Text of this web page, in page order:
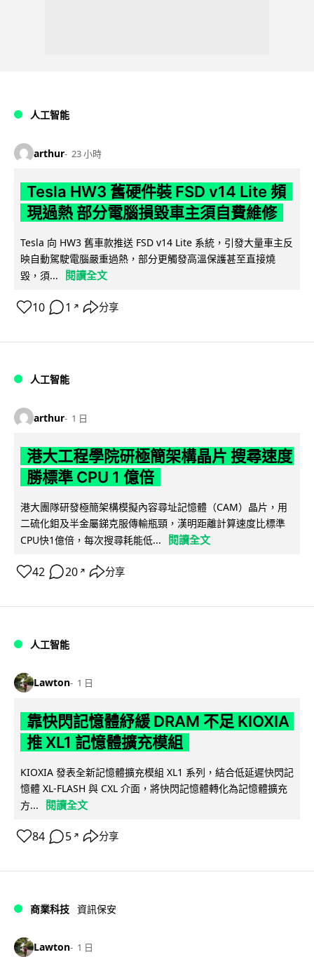
人工智能
arthur 23 小時
Tesla HW3 舊硬件裝 FSD v14 Lite 頻
現過熱 部分電腦損毀車主須自費維修
Tesla 向 HW3 舊車款推送 FSD v14 Lite 系統，引發大量車主反
映自動駕駛電腦嚴重過熱，部分更觸發高溫保護甚至直接燒
毀，須...
閱讀全文
10 1 ↗ 分享
人工智能
arthur 1 日
港大工程學院研極簡架構晶片 搜尋速度
勝標準 CPU 1 億倍
港大團隊研發極簡架構模擬內容尋址記憶體（CAM）晶片，用
二硫化鉬及半金屬銻克服傳輸瓶頸，漢明距離計算速度比標準
CPU快1億倍，每次搜尋耗能低...
閱讀全文
42 20 ↗ 分享
人工智能
Lawton 1 日
靠快閃記憶體紓緩 DRAM 不足 KIOXIA
推 XL1 記憶體擴充模組
KIOXIA 發表全新記憶體擴充模組 XL1 系列，結合低延遲快閃記
憶體 XL-FLASH 與 CXL 介面，將快閃記憶體轉化為記憶體擴充
方...
閱讀全文
84 5 ↗ 分享
商業科技 資訊保安
Lawton 1 日